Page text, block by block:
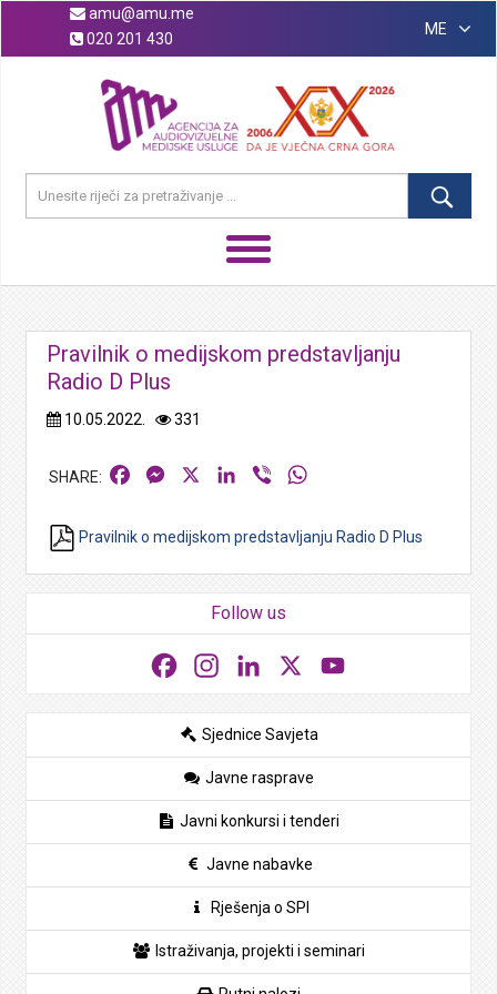
amu@amu.me
020 201 430
ME
Pravilnik o medijskom predstavljanju
Radio D Plus
10.05.2022. 331
FacebookMessengerLinkedIn
Viber
Pravilnik o medijskom predstavljanju Radio D Plus
Follow us
FacebookInstagramLinkedIn
Sjednice Savjeta
Javne rasprave
Javni konkursi i tenderi
Javne nabavke
Rješenja o SPI
Istraživanja, projekti i seminari